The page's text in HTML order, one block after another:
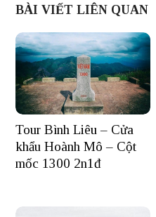
BÀI VIẾT LIÊN QUAN
Tour Bình Liêu – Cửa
khẩu Hoành Mô – Cột
mốc 1300 2n1đ